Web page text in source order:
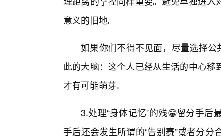
意义的旧地。
如果你们不得不见面，尽量选择公
此的大脑：这个人已经从生活的中心
才有可能萌芽。
3.处理“身体记忆”的残😁留分手后
手后还会发生所谓的“告别赛”或者分